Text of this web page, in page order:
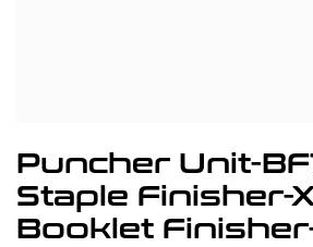
Puncher Unit-
Staple Finisher-
Booklet Finisher-